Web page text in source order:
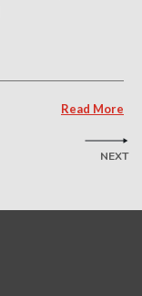
Read More
NEXT